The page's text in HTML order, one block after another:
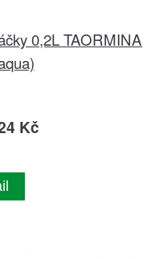
0,2L TAORMINA
Kč